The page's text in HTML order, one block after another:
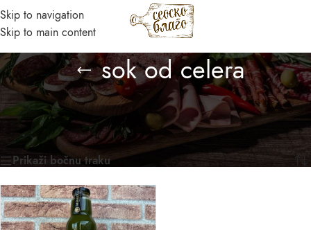
Skip to navigation
Skip to main content
MENI
sok od celera
Početna/Prirodni domaći proizvodi
/
Proizvod označen „sok od celera“
Prikazan jedan rezultat
Prikaži bočnu traku
Asistent
● Dostupan — Seosko blago